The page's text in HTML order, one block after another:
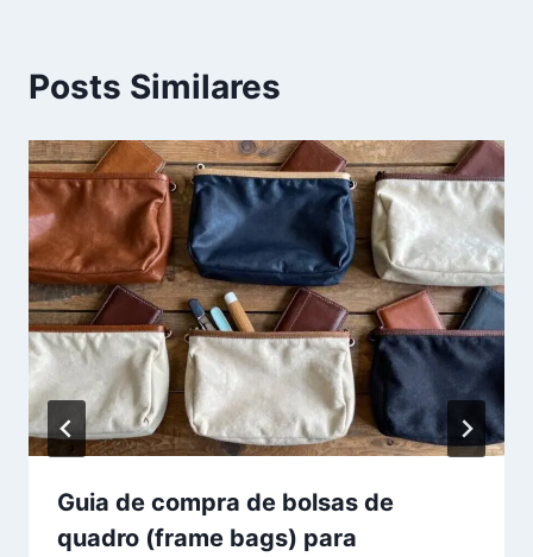
Posts Similares
Guia de compra de bolsas de
quadro (frame bags) para